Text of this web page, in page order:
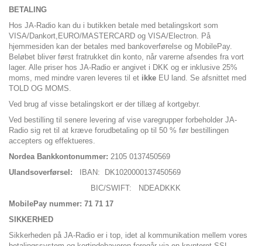
BETALING
Hos JA-Radio kan du i butikken betale med betalingskort som
VISA/Dankort,EURO/MASTERCARD og VISA/Electron. På
hjemmesiden kan der betales med bankoverførelse og MobilePay.
Beløbet bliver først fratrukket din konto, når varerne afsendes fra vort
lager. Alle priser hos JA-Radio er angivet i DKK og er inklusive 25%
moms, med mindre varen leveres til et ikke EU land. Se afsnittet med
TOLD OG MOMS.
Ved brug af visse betalingskort er der tillæg af kortgebyr.
Ved bestilling til senere levering af vise varegrupper forbeholder JA-
Radio sig ret til at kræve forudbetaling op til 50 % før bestillingen
accepters og effektueres.
Nordea Bankkontonummer: 2105 0137450569
Ulandsoverførsel:
IBAN: DK1020000137450569
BIC/SWIFT: NDEADKKK
MobilePay nummer: 71 71 17
SIKKERHED
Sikkerheden på JA-Radio er i top, idet al kommunikation mellem vores